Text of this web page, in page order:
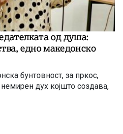
од душа:
едно македонско
бунтовност, за пркос,
дух којшто создава,